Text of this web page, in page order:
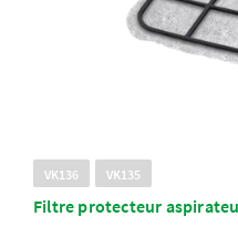
VK136 VK135
Filtre protecteur